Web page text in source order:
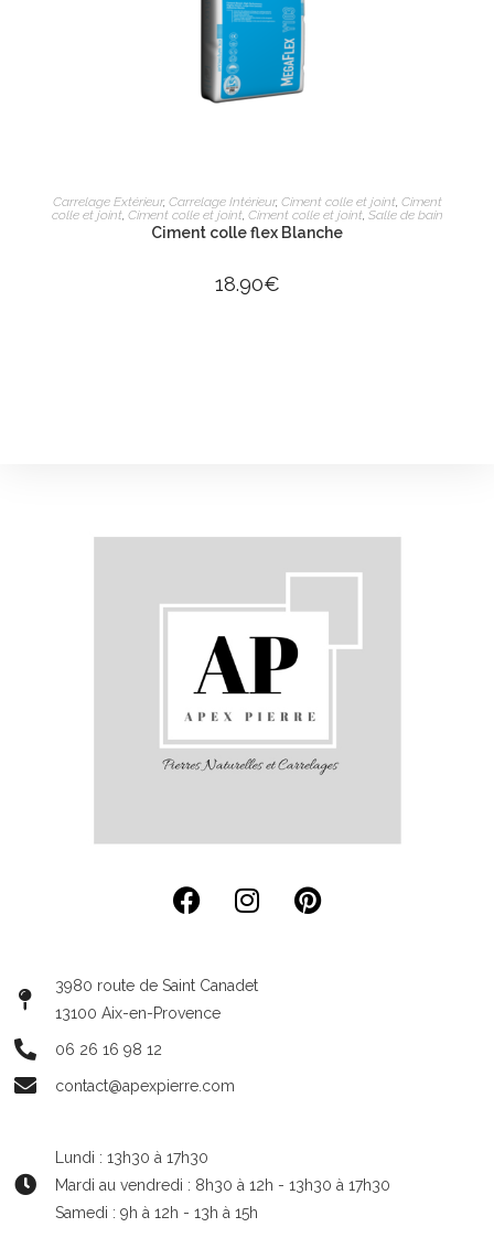
AJOUTER AU PANIER
Carrelage Extérieur, Carrelage Intérieur, Ciment colle et joint, Ciment
colle et joint, Ciment colle et joint, Ciment colle et joint, Salle de bain
Ciment colle flex Blanche
18.90€
3980 route de Saint Canadet
13100 Aix-en-Provence
06 26 16 98 12
contact@apexpierre.com
Lundi : 13h30 à 17h30
Mardi au vendredi : 8h30 à 12h - 13h30 à 17h30
Samedi : 9h à 12h - 13h à 15h